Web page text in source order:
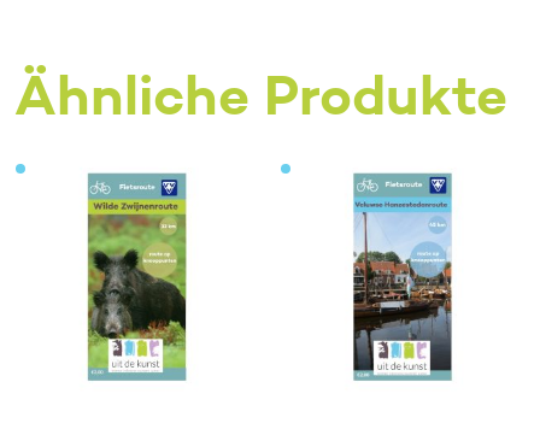
Ähnliche Produkte